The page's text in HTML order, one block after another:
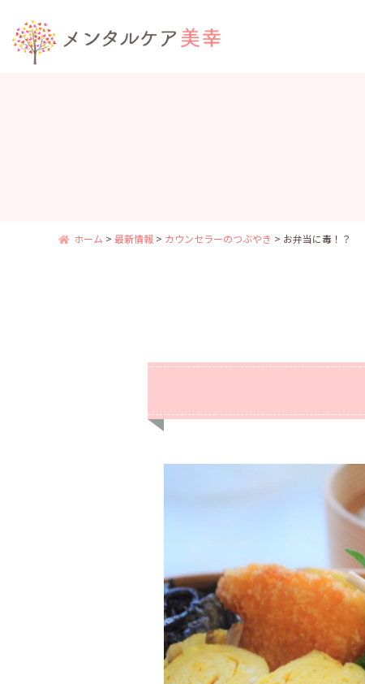
ホーム > 最新情報 > カウンセラーのつぶやき > お弁当に毒！？